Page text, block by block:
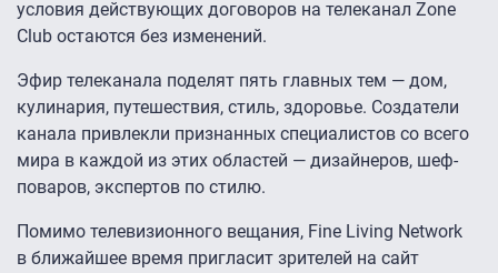
условия действующих договоров на телеканал Zone
Club остаются без изменений.
Эфир телеканала поделят пять главных тем — дом,
кулинария, путешествия, стиль, здоровье. Создатели
канала привлекли признанных специалистов со всего
мира в каждой из этих областей — дизайнеров, шеф-
поваров, экспертов по стилю.
Помимо телевизионного вещания, Fine Living Network
в ближайшее время пригласит зрителей на сайт